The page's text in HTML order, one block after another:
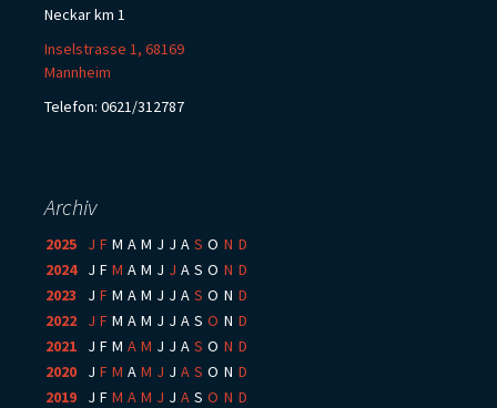
Neckar km 1
Inselstrasse 1, 68169
Mannheim
Telefon: 0621/312787
Archiv
2025 J F M A M J J A S O N D
2024: J F M A M J J A S O N D
2023
J F M A M J J A S O N D
2022
J F M A M J J A S O N D
2021
J F M A M J J A S O N D
2020
J F M A M J J A S O N D
2019
J F M A M J J A S O N D